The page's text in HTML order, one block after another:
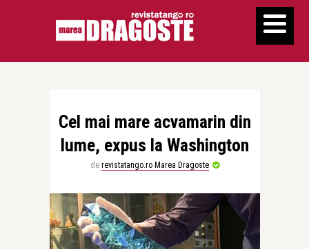
Cel mai mare acvamarin din
lume, expus la Washington
de revistatango.ro Marea Dragoste